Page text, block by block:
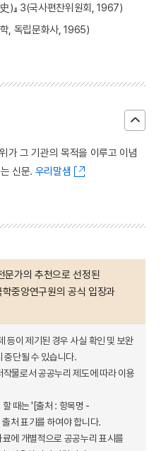
)』 3(국사편찬위원회, 1967)
, 독립문화사, 1965)
가 그 기관의 목적을 이루고 이념
신문. 우리말샘
문가의 추천으로 선정된
중앙연구원의 공식 입장과
등이 제기된 경우 사실 확인 및 보완
중단될 수 있습니다.
물로서 공공누리 제도에 따라 이용
할 때는 '[출처 : 항목명 -
처 표기를 하여야 합니다.
에 개별적으로 공공누리 표시를